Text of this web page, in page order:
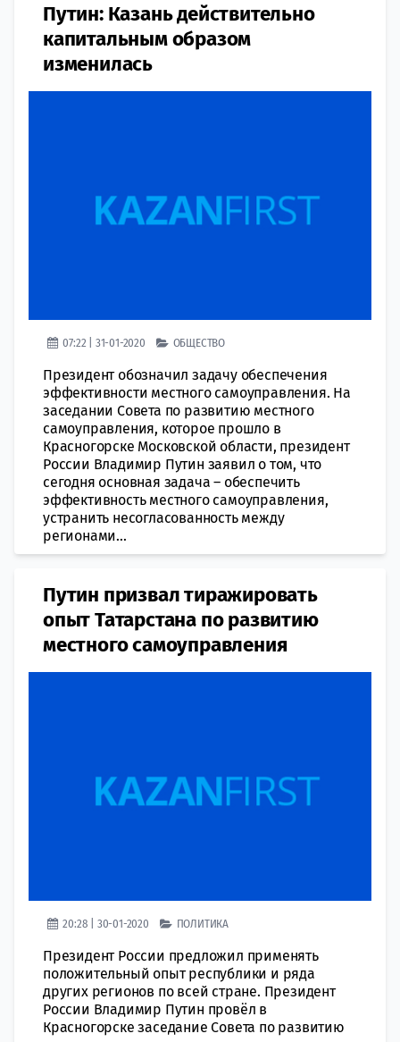
Путин: Казань действительно
капитальным образом
изменилась
07:22 | 31-01-2020 ОБЩЕСТВО
Президент обозначил задачу обеспечения
эффективности местного самоуправления. На
заседании Совета по развитию местного
самоуправления, которое прошло в
Красногорске Московской области, президент
России Владимир Путин заявил о том, что
сегодня основная задача – обеспечить
эффективность местного самоуправления,
устранить несогласованность между
регионами...
Путин призвал тиражировать
опыт Татарстана по развитию
местного самоуправления
20:28 | 30-01-2020 ПОЛИТИКА
Президент России предложил применять
положительный опыт республики и ряда
других регионов по всей стране. Президент
России Владимир Путин провёл в
Красногорске заседание Совета по развитию